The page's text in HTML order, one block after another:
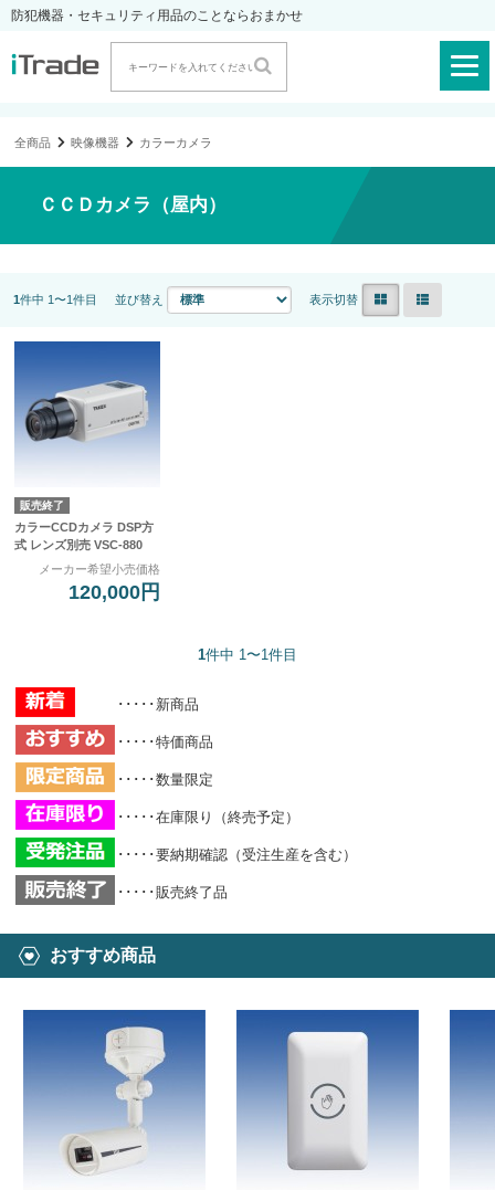
防犯機器・セキュリティ用品のことならおまかせ
全商品 映像機器 カラーカメラ
ＣＣＤカメラ（屋内）
1件中 1〜1件目 並び替え 表示切替
販売終了
カラーCCDカメラ DSP方
式 レンズ別売 VSC-880
メーカー希望小売価格
120,000円
1件中 1〜1件目
･････新商品
･････特価商品
･････数量限定
･････在庫限り（終売予定）
･････要納期確認（受注生産を含む）
･････販売終了品
おすすめ商品